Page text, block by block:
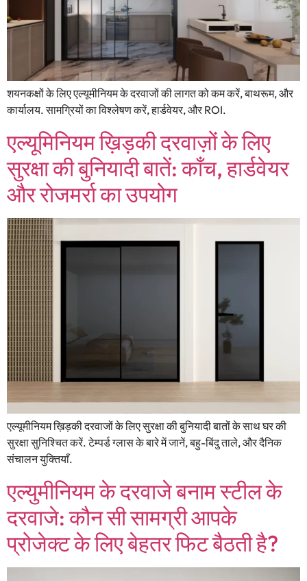
शयनकक्षों के लिए एल्यूमीनियम के दरवाजों की लागत को कम करें, बाथरूम, और
कार्यालय. सामग्रियों का विश्लेषण करें, हार्डवेयर, और ROI.
एल्यूमिनियम ख़िड़की दरवाज़ों के लिए
सुरक्षा की बुनियादी बातें: काँच, हार्डवेयर
और रोजमर्रा का उपयोग
एल्यूमीनियम ख़िड़की दरवाजों के लिए सुरक्षा की बुनियादी बातों के साथ घर की
सुरक्षा सुनिश्चित करें. टेम्पर्ड ग्लास के बारे में जानें, बहु-बिंदु ताले, और दैनिक
संचालन युक्तियाँ.
एल्युमीनियम के दरवाजे बनाम स्टील के
दरवाजे: कौन सी सामग्री आपके
प्रोजेक्ट के लिए बेहतर फिट बैठती है?